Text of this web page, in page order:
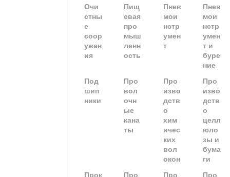
Очи
стны
е
соор
ужен
ия
Пищ
евая
про
мыш
ленн
ость
Пнев
мои
нстр
умен
т
Пнев
мои
нстр
умен
т и
буре
ние
Под
шип
ники
Про
вол
очн
ые
кана
ты
Про
изво
дств
о
хим
ичес
ких
вол
окон
Про
изво
дств
о
целл
юло
зы и
бума
ги
Прок Про Про Про